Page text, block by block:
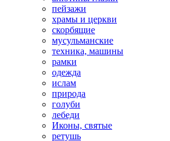
пейзажи
храмы и церкви
скорбящие
мусульманские
техника, машины
рамки
одежда
ислам
природа
голуби
лебеди
Иконы, святые
ретушь